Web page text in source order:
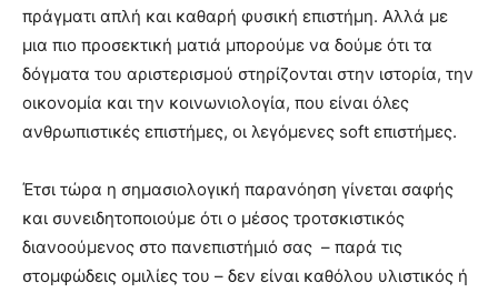
πράγματι απλή και καθαρή φυσική επιστήμη. Αλλά με
μια πιο προσεκτική ματιά μπορούμε να δούμε ότι τα
δόγματα του αριστερισμού στηρίζονται στην ιστορία, την
οικονομία και την κοινωνιολογία, που είναι όλες
ανθρωπιστικές επιστήμες, οι λεγόμενες soft επιστήμες.
Έτσι τώρα η σημασιολογική παρανόηση γίνεται σαφής
και συνειδητοποιούμε ότι ο μέσος τροτσκιστικός
διανοούμενος στο πανεπιστήμιό σας – παρά τις
στομφώδεις ομιλίες του – δεν είναι καθόλου υλιστικός ή